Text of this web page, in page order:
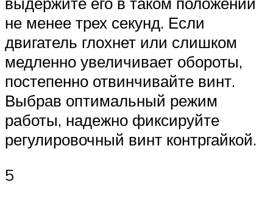
не менее трех секунд. Если
двигатель глохнет или слишком
медленно увеличивает обороты,
постепенно отвинчивайте винт.
Выбрав оптимальный режим
работы, надежно фиксируйте
регулировочный винт контргайкой.
5